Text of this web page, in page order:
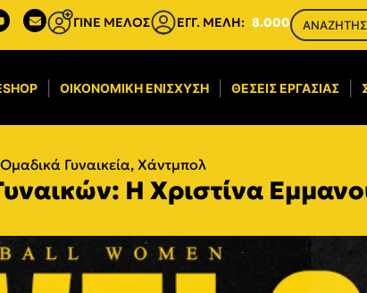
ΓΙΝΕ ΜΕΛΟΣ ΕΓΓ. ΜΕΛΗ: 8.000
ΟΙΚΟΝΟΜΙΚΉ ΕΝΊΣΧΥΣΗ​ ΘΈΣΕΙΣ ΕΡΓΑΣΊΑΣ
Ομαδικά Γυναικεία, Χάντμπολ
Η Χριστίνα